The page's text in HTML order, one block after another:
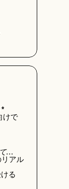
*
けで
...
アル
る